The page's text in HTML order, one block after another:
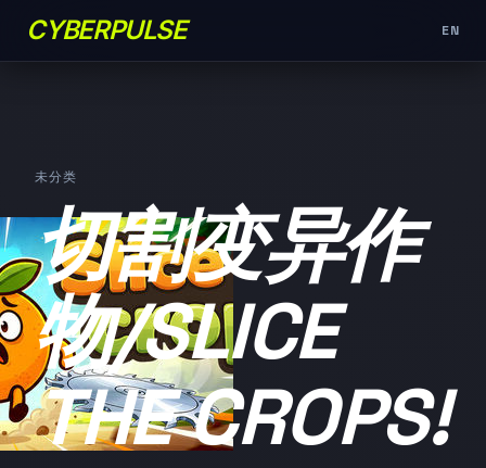
CYBERPULSE EN
未分类
切割变异作
物/SLICE
THE CROPS!